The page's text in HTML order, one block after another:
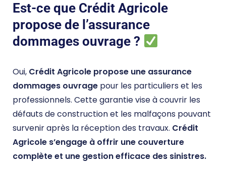
Est-ce que Crédit Agricole
propose de l’assurance
dommages ouvrage ?
Oui, Crédit Agricole propose une assurance
dommages ouvrage pour les particuliers et les
professionnels. Cette garantie vise à couvrir les
défauts de construction et les malfaçons pouvant
survenir après la réception des travaux. Crédit
Agricole s’engage à offrir une couverture
complète et une gestion efficace des sinistres.